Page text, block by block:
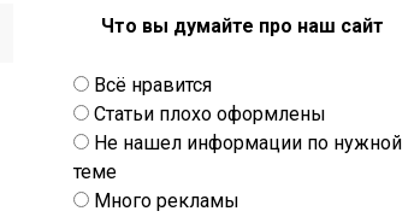
Что вы думайте про наш сайт
Всё нравится
Статьи плохо оформлены
Не нашел информации по нужной
теме
Много рекламы